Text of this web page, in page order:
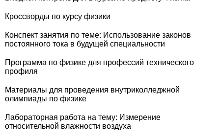
Кроссворды по курсу физики
Конспект занятия по теме: Использование законов
постоянного тока в будущей специальности
Программа по физике для профессий технического
профиля
Материалы для проведения внутриколледжной
олимпиады по физике
Лабораторная работа на тему: Измерение
относительной влажности воздуха